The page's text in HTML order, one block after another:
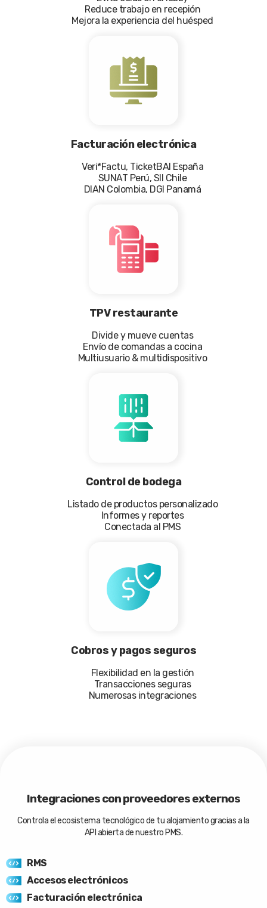
Reduce trabajo en recepión
Mejora la experiencia del huésped
Facturación electrónica
Veri*Factu, TicketBAI España
SUNAT Perú, SII Chile
DIAN Colombia, DGI Panamá
TPV restaurante
Divide y mueve cuentas
Envío de comandas a cocina
Multiusuario & multidispositivo
Control de bodega
Listado de productos personalizado
Informes y reportes
Conectada al PMS
Cobros y pagos seguros
Flexibilidad en la gestión
Transacciones seguras
Numerosas integraciones
Integraciones con proveedores externos
Controla el ecosistema tecnológico de tu alojamiento gracias a la
API abierta de nuestro PMS.
RMS
Accesos electrónicos
Facturación electrónica